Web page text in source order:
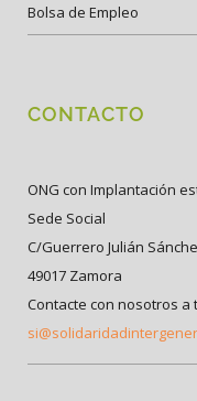
Bolsa de Empleo
CONTACTO
ONG con Implantación
Sede Social
C/Guerrero Julián
49017 Zamora
Contacte con nosotros a